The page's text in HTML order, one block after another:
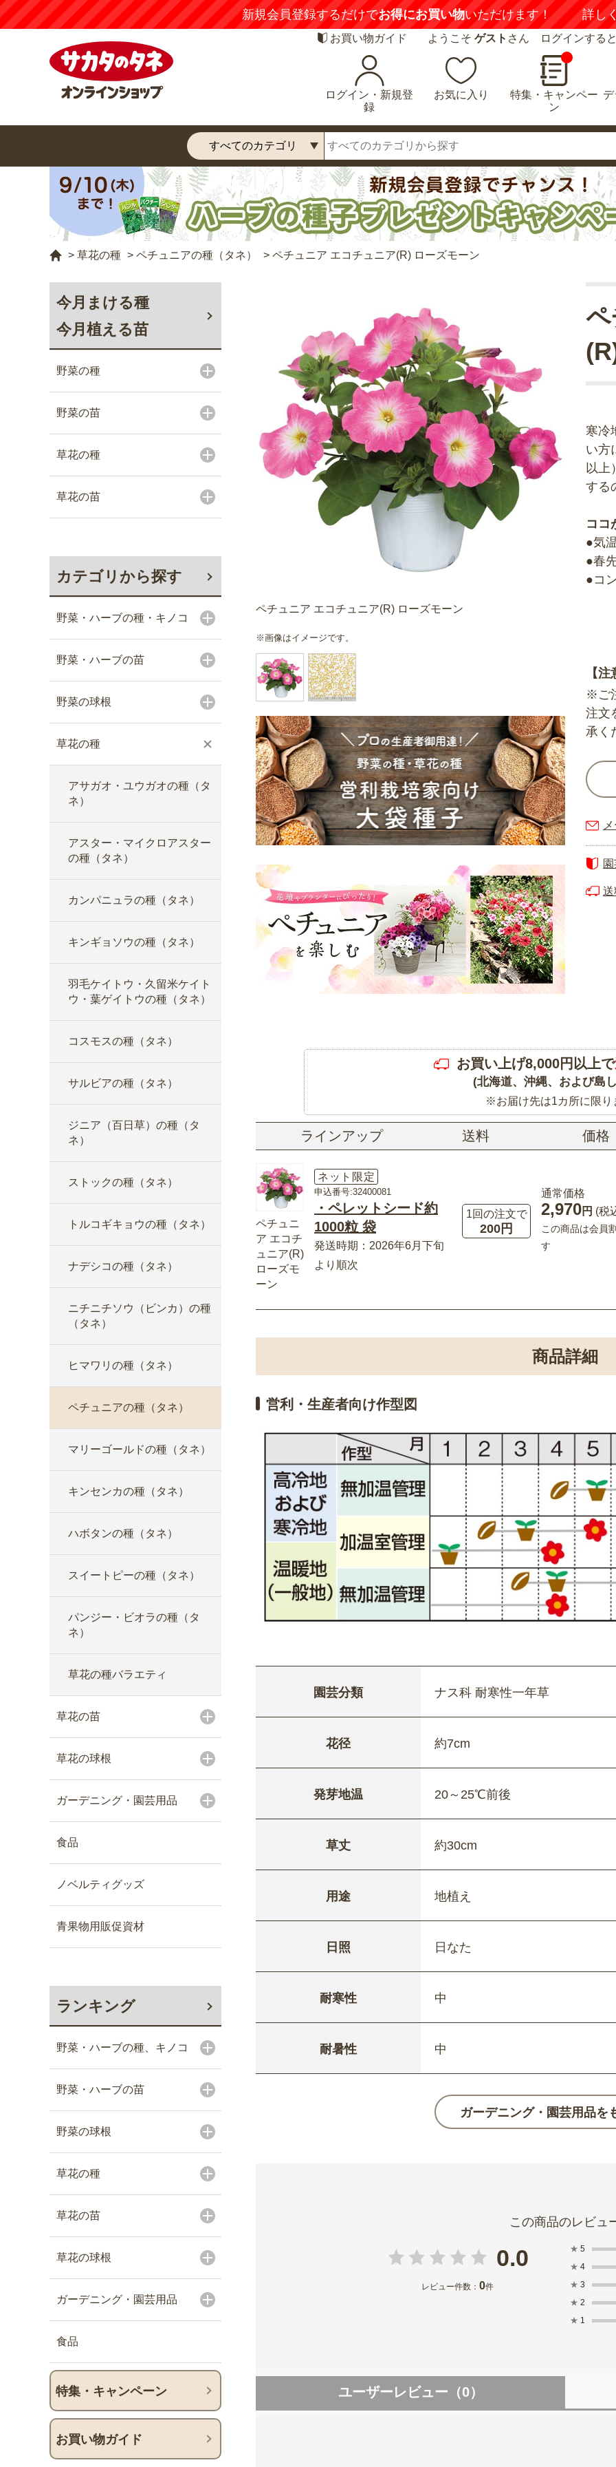
新規会員登録するだけでお得にお買い物いただけます！ 詳し
お買い物ガイド ようこそ ゲスト さん ログインする
ログイン・新規登
録
お気に入り
特集・キャンペー
ン
> 草花の種 > ペチュニアの種（タネ） > ペチュニア エコチュニア(R) ローズモーン
今月まける種
今月植える苗
野菜の種
野菜の苗
草花の種
草花の苗
カテゴリから探す
野菜・ハーブの種・キノコ
野菜・ハーブの苗
野菜の球根
草花の種
アサガオ・ユウガオの種（タ
ネ）
アスター・マイクロアスター
の種（タネ）
カンパニュラの種（タネ）
キンギョソウの種（タネ）
羽毛ケイトウ・久留米ケイト
ウ・葉ゲイトウの種（タネ）
コスモスの種（タネ）
サルビアの種（タネ）
ジニア（百日草）の種（タ
ネ）
ストックの種（タネ）
トルコギキョウの種（タネ）
ナデシコの種（タネ）
ニチニチソウ（ビンカ）の種
（タネ）
ヒマワリの種（タネ）
ペチュニアの種（タネ）
マリーゴールドの種（タネ）
キンセンカの種（タネ）
ハボタンの種（タネ）
スイートピーの種（タネ）
パンジー・ビオラの種（タ
ネ）
草花の種バラエティ
草花の苗
草花の球根
ガーデニング・園芸用品
食品
ノベルティグッズ
青果物用販促資材
ランキング
野菜・ハーブの種、キノコ
野菜・ハーブの苗
野菜の球根
草花の種
草花の苗
草花の球根
ガーデニング・園芸用品
食品
特集・キャンペーン
お買い物ガイド
ペチュニア エコチュニア(R) ローズモーン
※画像はイメージです。
寒冷
い方
以上
する
ココ
●気
●春
●コ
【
※ご
注文
承く
送
お買い上げ8,000円以上で
(北海道、沖縄、および島
※お届け先は1カ所に限り
ラインアップ 送料 価格
ペチュニ
ア エコチ
ュニア(R)
ローズモ
ーン
ネット限定
申込番号:32400081
・ペレットシード約
1000粒 袋
発送時期：2026年6月下旬
より順次
1回の注文で
200円
通常価格
2,970円 (税
この商品は会員
す
商品詳細
営利・生産者向け作型図
園芸分類 ナス科 耐寒性一年草
花径 約7cm
発芽地温 20～25℃前後
草丈 約30cm
用途 地植え
日照 日なた
耐寒性 中
耐暑性 中
ガーデニング・園芸用品を
0.0
レビュー件数： 0件
★ 5
★ 4
★ 3
★ 2
★ 1
ユーザーレビュー （0）